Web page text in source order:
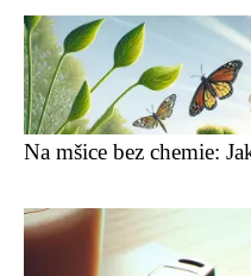
Na mšice bez chemie: